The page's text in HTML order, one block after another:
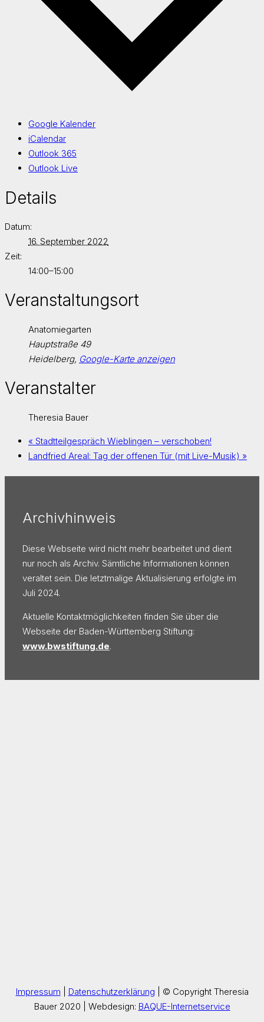
Google Kalender
iCalendar
Outlook 365
Outlook Live
Details
Datum:
16. September 2022
Zeit:
14:00–15:00
Veranstaltungsort
Anatomiegarten
Hauptstraße 49
Heidelberg, Google-Karte anzeigen
Veranstalter
Theresia Bauer
« Stadtteilgespräch Wieblingen – verschoben!
Landfried Areal: Tag der offenen Tür (mit Live-Musik) »
Archivhinweis
Diese Webseite wird nicht mehr bearbeitet und dient
nur noch als Archiv. Sämtliche Informationen können
veraltet sein. Die letztmalige Aktualisierung erfolgte im
Juli 2024.
Aktuelle Kontaktmöglichkeiten finden Sie über die
Webseite der Baden-Württemberg Stiftung:
www.bwstiftung.de.
Impressum Datenschutzerklärung | © Copyright Theresia
Bauer 2020 | Webdesign: BAQUE-Internetservice